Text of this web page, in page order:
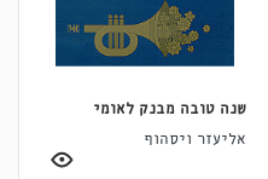
שנה טובה מבנק לאומי
אליעזר ויסהוף